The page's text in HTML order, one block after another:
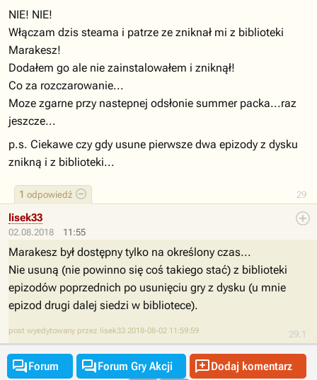
29
1 odpowiedź
NIE! NIE!
Włączam dzis steama i patrze ze zniknał mi z biblioteki
Marakesz!
Dodałem go ale nie zainstalowałem i zniknął!
Co za rozczarowanie...
Moze zgarne przy nastepnej odsłonie summer packa...raz
jeszcze...
p.s. Ciekawe czy gdy usune pierwsze dwa epizody z dysku
znikną i z biblioteki...
02.08.2018 11:55
29.1
lisek33
Marakesz był dostępny tylko na określony czas...
Nie usuną (nie powinno się coś takiego stać) z biblioteki
epizodów poprzednich po usunięciu gry z dysku (u mnie
epizod drugi dalej siedzi w bibliotece).
post wyedytowany przez lisek33 2018-08-02 11:59:59
Forum Forum Gry Akcji Dodaj komentarz